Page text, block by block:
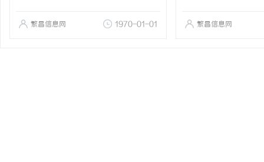
繁昌信息网 1970-01-01 繁昌信息网